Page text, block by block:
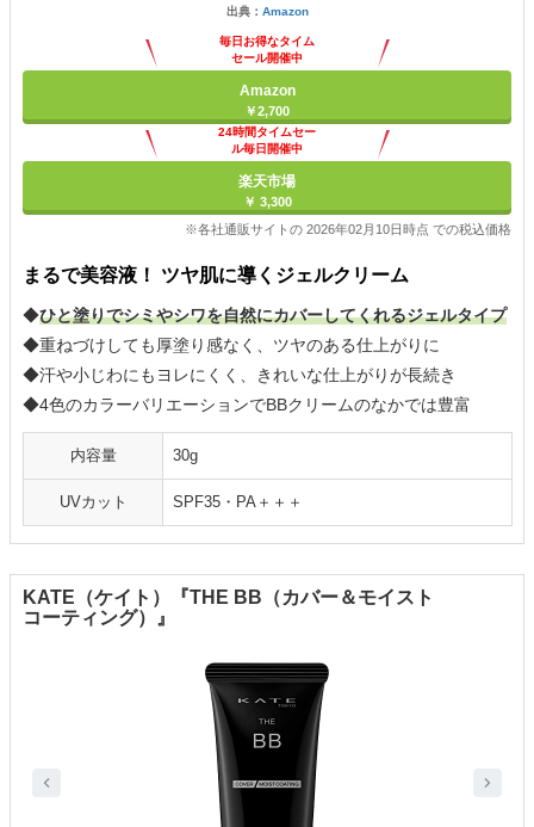
出典： Amazon
毎日お得なタイム
セール開催中
Amazon
￥2,700
24時間タイムセー
ル毎日開催中
楽天市場
￥ 3,300
※各社通販サイトの 2026年02月10日時点 での税込価格
まるで美容液！ ツヤ肌に導くジェルクリーム
◆ひと塗りでシミやシワを自然にカバーしてくれるジェルタイプ
◆重ねづけしても厚塗り感なく、ツヤのある仕上がりに
◆汗や小じわにもヨレにくく、きれいな仕上がりが長続き
◆4色のカラーバリエーションでBBクリームのなかでは豊富
内容量 30g
UVカット SPF35・PA＋＋＋
KATE（ケイト）『THE BB（カバー＆モイスト
コーティング）』